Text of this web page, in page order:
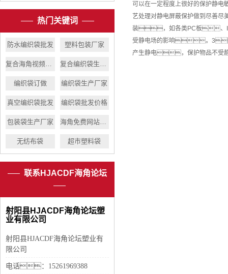
热门关键词
防水编织袋批发 塑料包装厂家
编织袋订做 编织袋生产厂家
真空编织袋批发 编织袋批发价格
包装袋生产厂家 海角免费网站厂家
无纺布袋 超市塑料袋
联系HJACDF海角论坛
射阳县HJACDF海角论坛塑
业有限公司
射阳县HJACDF海角论坛塑业有
限公司
电话：15261969388
可以在一定程度上很好的保护静
艺处理对静电屏蔽保护做到尽
装，如各类PC板、
受静电场的影响。
产生静电，保护物品不